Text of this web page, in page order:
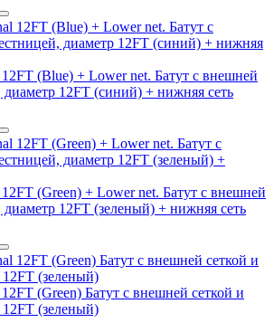
(Blue) + Lower net. Батут с внешней
диаметр 12FT (синий) + нижняя сеть
(Green) + Lower net. Батут с внешней
диаметр 12FT (зеленый) + нижняя сеть
(Green) Батут с внешней сеткой и
(зеленый)